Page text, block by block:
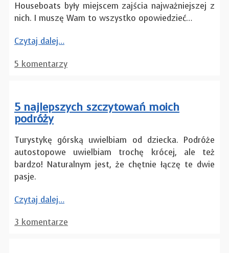
Houseboats były miejscem zajścia najważniejszej z
nich. I muszę Wam to wszystko opowiedzieć…
Czytaj dalej…
5 komentarzy
5 najlepszych szczytowań moich
podróży
Turystykę górską uwielbiam od dziecka. Podróże
autostopowe uwielbiam trochę krócej, ale też
bardzo! Naturalnym jest, że chętnie łączę te dwie
pasje.
Czytaj dalej…
3 komentarze